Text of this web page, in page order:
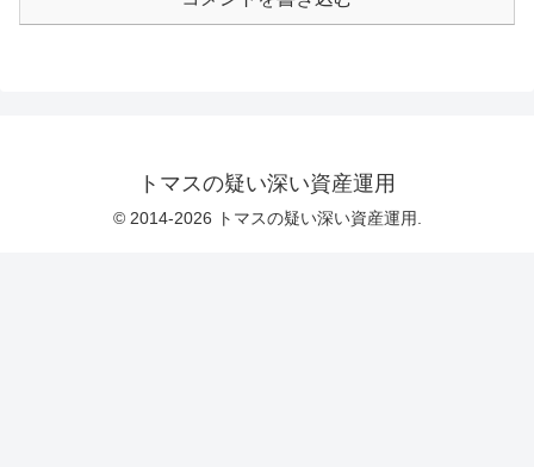
トマスの疑い深い資産運用
© 2014-2026 トマスの疑い深い資産運用.